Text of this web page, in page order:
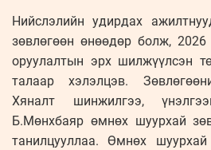
Нийслэлийн удирдах
зөвлөгөөн өнөөдөр болж,
оруулалтын эрх шилжүүлсэн
талаар хэлэлцэв.
Хяналт шинжилгээ,
Б.Мөнхбаяр өмнөх шуурхай
танилцууллаа. Өмнөх